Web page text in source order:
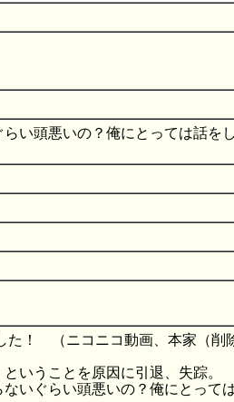
い頭悪いの？俺にとっては話
た！ （ニコニコ動画、本家（削
いうことを原因に引退、失踪。
いぐらい頭悪いの？俺にとっ